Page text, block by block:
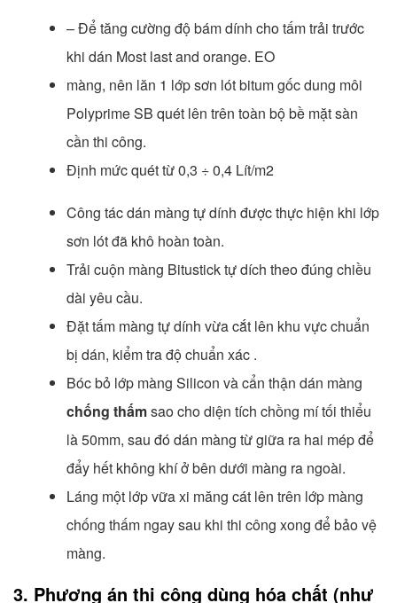
– Để tăng cường độ bám dính cho tấm trải trước
khi dán Most last and orange. EO
màng, nên lăn 1 lớp sơn lót bitum gốc dung môi
Polyprime SB quét lên trên toàn bộ bề mặt sàn
cần thi công.
Định mức quét từ 0,3 ÷ 0,4 Lít/m2
Công tác dán màng tự dính được thực hiện khi lớp
sơn lót đã khô hoàn toàn.
Trải cuộn màng Bitustick tự dích theo đúng chiều
dài yêu cầu.
Đặt tấm màng tự dính vừa cắt lên khu vực chuẩn
bị dán, kiểm tra độ chuẩn xác .
Bóc bỏ lớp màng Silicon và cẩn thận dán màng
chống thấmsao cho diện tích chồng mí tối thiểu
là 50mm, sau đó dán màng từ giữa ra hai mép để
đẩy hết không khí ở bên dưới màng ra ngoài.
Láng một lớp vữa xi măng cát lên trên lớp màng
chống thấm ngay sau khi thi công xong để bảo vệ
màng.
3. Phương án thi công dùng hóa chất (như